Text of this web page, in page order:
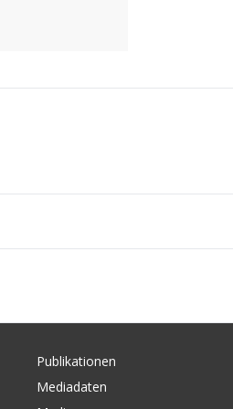
Publikationen
Mediadaten